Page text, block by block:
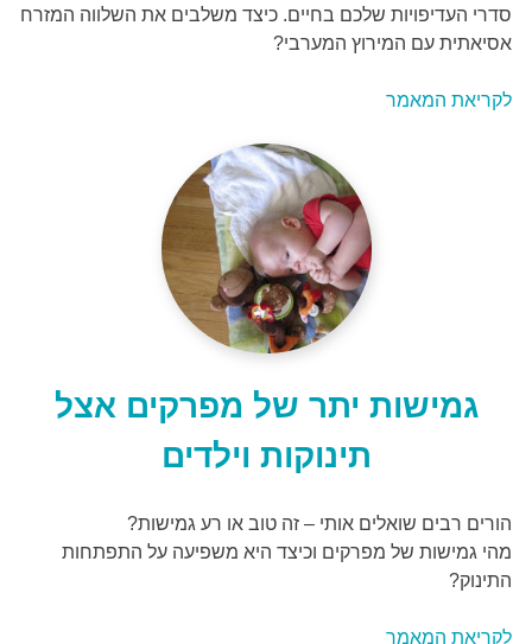
סדרי העדיפויות שלכם בחיים. כיצד משלבים את השלווה המזרח
אסיאתית עם המירוץ המערבי?
לקריאת המאמר
גמישות יתר של מפרקים אצל
תינוקות וילדים
הורים רבים שואלים אותי – זה טוב או רע גמישות?
מהי גמישות של מפרקים וכיצד היא משפיעה על התפתחות
התינוק?
לקריאת המאמר